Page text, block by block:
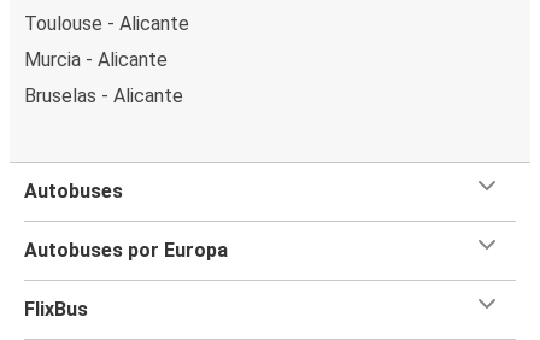
Toulouse - Alicante
Murcia - Alicante
Bruselas - Alicante
Autobuses
Autobuses por Europa
FlixBus